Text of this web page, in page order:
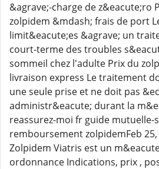
&agrave;-charge de z&eacute;ro
zolpidem &mdash; frais de port
limit&eacute;es &agrave; un
court-terme des troubles
sommeil chez l'adulte Prix du
livraison express Le traitement
une seule prise et ne doit pas
administr&eacute; durant la
reassurez-moi fr guide mutuelle-
remboursement zolpidemFeb
Zolpidem Viatris est un
ordonnance Indications, prix ,